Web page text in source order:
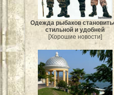
Одежда рыбаков
стильной и удобней
[Хорошие новости]